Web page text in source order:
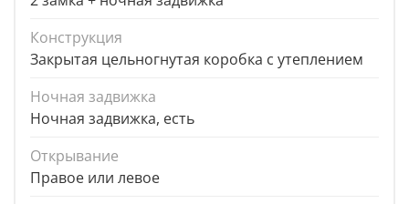
Конструкция
Закрытая цельногнутая коробка с утеплением
Ночная задвижка
Ночная задвижка, есть
Открывание
Правое или левое